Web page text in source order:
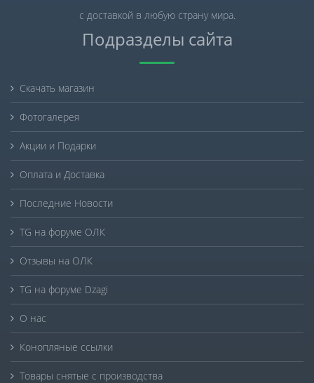
с доставкой в любую страну мира.
Подразделы сайта
Скачать магазин
Фотогалерея
Акции и Подарки
Оплата и Доставка
Последние Новости
TG на форуме ОЛК
Отзывы на ОЛК
TG на форуме Dzagi
О нас
Конопляные ссылки
Товары снятые с производства